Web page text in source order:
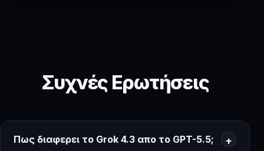
Συχνές Ερωτήσεις
Πως διαφερει το Grok 4.3 απο το GPT-5.5;